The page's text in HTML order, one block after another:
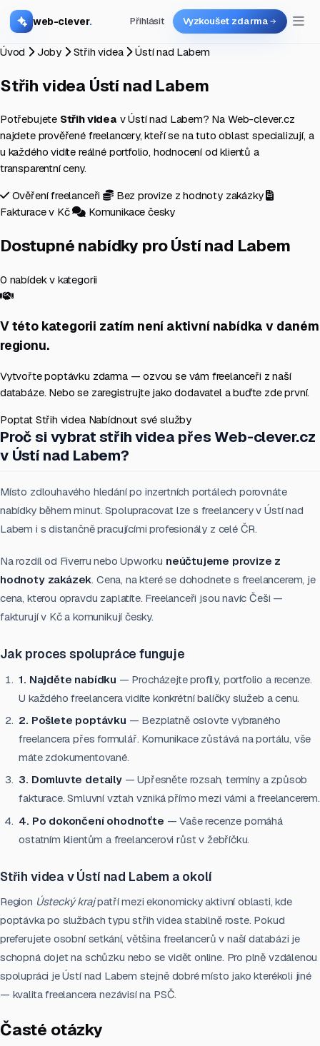
web-clever. Přihlásit Vyzkoušet zdarma
Úvod Joby Střih videa Ústí nad Labem
Střih videa Ústí nad Labem
Potřebujete Střih videa v Ústí nad Labem? Na Web-clever.cz
najdete prověřené freelancery, kteří se na tuto oblast specializují, a
u každého vidíte reálné portfolio, hodnocení od klientů a
transparentní ceny.
Ověření freelanceři
Bez provize z hodnoty zakázky
Fakturace v Kč
Komunikace česky
Dostupné nabídky pro Ústí nad Labem
0 nabídek v kategorii
V této kategorii zatím není aktivní nabídka v daném
regionu.
Vytvořte poptávku zdarma — ozvou se vám freelanceři z naší
databáze. Nebo se zaregistrujte jako dodavatel a buďte zde první.
Poptat Střih videa Nabídnout své služby
Proč si vybrat střih videa přes Web-clever.cz
v Ústí nad Labem?
Místo zdlouhavého hledání po inzertních portálech porovnáte
nabídky během minut. Spolupracovat lze s freelancery v Ústí nad
Labem i s distančně pracujícími profesionály z celé ČR.
Na rozdíl od Fiverru nebo Upworku neúčtujeme provize z
hodnoty zakázek. Cena, na které se dohodnete s freelancerem, je
cena, kterou opravdu zaplatíte. Freelanceři jsou navíc Češi —
fakturují v Kč a komunikují česky.
Jak proces spolupráce funguje
1. Najděte nabídku — Procházejte profily, portfolio a recenze.
U každého freelancera vidíte konkrétní balíčky služeb a cenu.
2. Pošlete poptávku — Bezplatně oslovte vybraného
freelancera přes formulář. Komunikace zůstává na portálu, vše
máte zdokumentované.
3. Domluvte detaily— Upřesněte rozsah, termíny a způsob
fakturace. Smluvní vztah vzniká přímo mezi vámi a freelancerem.
4. Po dokončení ohodnoťte — Vaše recenze pomáhá
ostatním klientům a freelancerovi růst v žebříčku.
Střih videa v Ústí nad Labem a okolí
Region Ústecký krajpatří mezi ekonomicky aktivní oblasti, kde
poptávka po službách typu střih videa stabilně roste. Pokud
preferujete osobní setkání, většina freelancerů v naší databázi je
schopná dojet na schůzku nebo se vidět online. Pro plně vzdálenou
spolupráci je Ústí nad Labem stejně dobré místo jako kterékoli jiné
— kvalita freelancera nezávisí na PSČ.
Časté otázky